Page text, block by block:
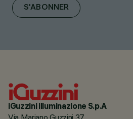
S'ABONNER
iGuzzini illuminazione S.p.A
Via Mariano Guzzini 37